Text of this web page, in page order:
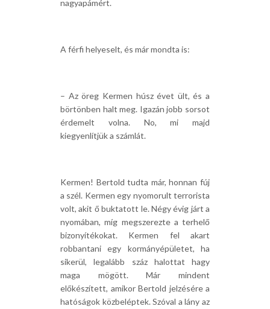
nagyapámért.
A férfi helyeselt, és már mondta is:
– Az öreg Kermen húsz évet ült, és a
börtönben halt meg. Igazán jobb sorsot
érdemelt volna. No, mi majd
kiegyenlítjük a számlát.
Kermen! Bertold tudta már, honnan fúj
a szél. Kermen egy nyomorult terrorista
volt, akit ő buktatott le. Négy évig járt a
nyomában, míg megszerezte a terhelő
bizonyítékokat. Kermen fel akart
robbantani egy kormányépületet, ha
sikerül, legalább száz halottat hagy
maga mögött. Már mindent
előkészített, amikor Bertold jelzésére a
hatóságok közbeléptek. Szóval a lány az